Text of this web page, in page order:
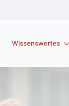
Wissenswertes